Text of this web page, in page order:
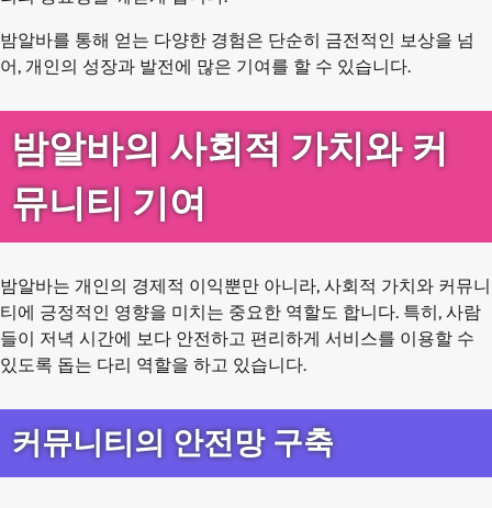
밤알바를 통해 얻는 다양한 경험은 단순히 금전적인 보상을 넘
어, 개인의 성장과 발전에 많은 기여를 할 수 있습니다.
밤알바의 사회적 가치와 커
뮤니티 기여
밤알바는 개인의 경제적 이익뿐만 아니라, 사회적 가치와 커뮤니
티에 긍정적인 영향을 미치는 중요한 역할도 합니다. 특히, 사람
들이 저녁 시간에 보다 안전하고 편리하게 서비스를 이용할 수
있도록 돕는 다리 역할을 하고 있습니다.
커뮤니티의 안전망 구축